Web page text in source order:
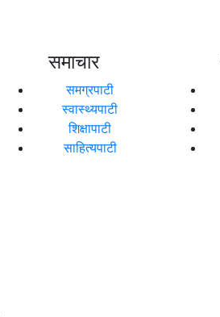
समाचार
समग्रपाटी
स्वास्थ्यपाटी
शिक्षापाटी
साहित्यपाटी